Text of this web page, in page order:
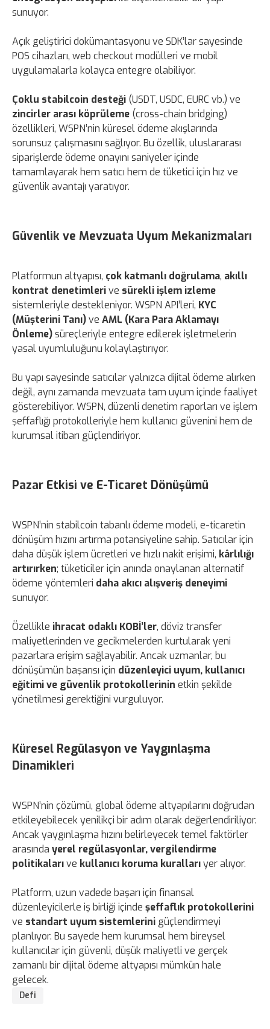
sunuyor.
Açık geliştirici dokümantasyonu ve SDK’lar sayesinde
POS cihazları, web checkout modülleri ve mobil
uygulamalarla kolayca entegre olabiliyor.
Çoklu stabilcoin desteği (USDT, USDC, EURC vb.) ve
zincirler arası köprüleme (cross-chain bridging)
özellikleri, WSPN’nin küresel ödeme akışlarında
sorunsuz çalışmasını sağlıyor. Bu özellik, uluslararası
siparişlerde ödeme onayını saniyeler içinde
tamamlayarak hem satıcı hem de tüketici için hız ve
güvenlik avantajı yaratıyor.
Güvenlik ve Mevzuata Uyum Mekanizmaları
Platformun altyapısı, çok katmanlı doğrulama, akıllı
kontrat denetimlerive sürekli işlem izleme
sistemleriyle destekleniyor. WSPN API’leri, KYC
(Müşterini Tanı)ve AML (Kara Para Aklamayı
Önleme)süreçleriyle entegre edilerek işletmelerin
yasal uyumluluğunu kolaylaştırıyor.
Bu yapı sayesinde satıcılar yalnızca dijital ödeme alırken
değil, aynı zamanda mevzuata tam uyum içinde faaliyet
gösterebiliyor. WSPN, düzenli denetim raporları ve işlem
şeffaflığı protokolleriyle hem kullanıcı güvenini hem de
kurumsal itibarı güçlendiriyor.
Pazar Etkisi ve E-Ticaret Dönüşümü
WSPN’nin stabilcoin tabanlı ödeme modeli, e-ticaretin
dönüşüm hızını artırma potansiyeline sahip. Satıcılar için
daha düşük işlem ücretleri ve hızlı nakit erişimi, kârlılığı
artırırken; tüketiciler için anında onaylanan alternatif
ödeme yöntemleri daha akıcı alışveriş deneyimi
sunuyor.
Özellikle ihracat odaklı KOBİ’ler, döviz transfer
maliyetlerinden ve gecikmelerden kurtularak yeni
pazarlara erişim sağlayabilir. Ancak uzmanlar, bu
dönüşümün başarısı için düzenleyici uyum, kullanıcı
eğitimi ve güvenlik protokollerinin etkin şekilde
yönetilmesi gerektiğini vurguluyor.
Küresel Regülasyon ve Yaygınlaşma
Dinamikleri
WSPN’nin çözümü, global ödeme altyapılarını doğrudan
etkileyebilecek yenilikçi bir adım olarak değerlendiriliyor.
Ancak yaygınlaşma hızını belirleyecek temel faktörler
arasında yerel regülasyonlar, vergilendirme
politikalarıve kullanıcı koruma kurallarıyer alıyor.
Platform, uzun vadede başarı için finansal
düzenleyicilerle iş birliği içinde şeffaflık protokollerini
ve standart uyum sistemlerini güçlendirmeyi
planlıyor. Bu sayede hem kurumsal hem bireysel
kullanıcılar için güvenli, düşük maliyetli ve gerçek
zamanlı bir dijital ödeme altyapısı mümkün hale
gelecek.
Defi